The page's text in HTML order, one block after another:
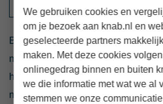
Meer dan 40 uur
Barendse verklaart: “Zzp’ers met
meer declarabele uren zijn vaak
hun ondernemerschap. Dat
mee, maar ook vertrouwen in
We gebruiken cookies en
om je bezoek aan knab.nl en
geselecteerde partners
maken. Met deze cookies
onlinegedrag binnen en buiten
we die informatie met wat we al
stemmen we onze